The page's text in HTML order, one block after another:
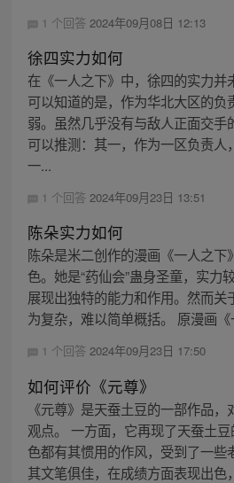
1 个回答 2024年09月08日 12:13
徐四实力如何
在《一人之下》中，徐四的实力并
可以知道的是，作为华北大区的负
弱。虽然几乎没有与敌人正面交手
可以推测：其一，作为一区负责人
一...
1 个回答 2024年09月23日 13:51
陈朵实力如何
陈朵是米二创作的漫画《一人之下
色。她是“药仙会”蛊身圣童，实力
展现出独特的能力和作用。然而关
为复杂，难以简单概括。 原漫画
1 个回答 2024年09月23日 17:50
如何评价《元尊》
《元尊》是天蚕土豆的一部作品
观点。 一方面，它再现了天蚕土
色都有其惯用的作风，受到了一些
其文笔俱佳，在成绩方面表现出色